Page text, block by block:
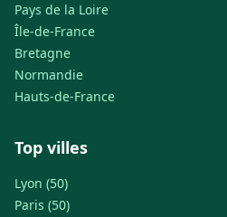
Pays de la Loire
Île-de-France
Bretagne
Normandie
Hauts-de-France
Top villes
Lyon (50)
Paris (50)